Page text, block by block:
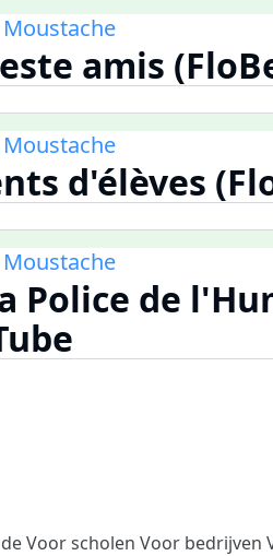
amis
d'élèves
Police de
Voor scholen Voor bedrijven